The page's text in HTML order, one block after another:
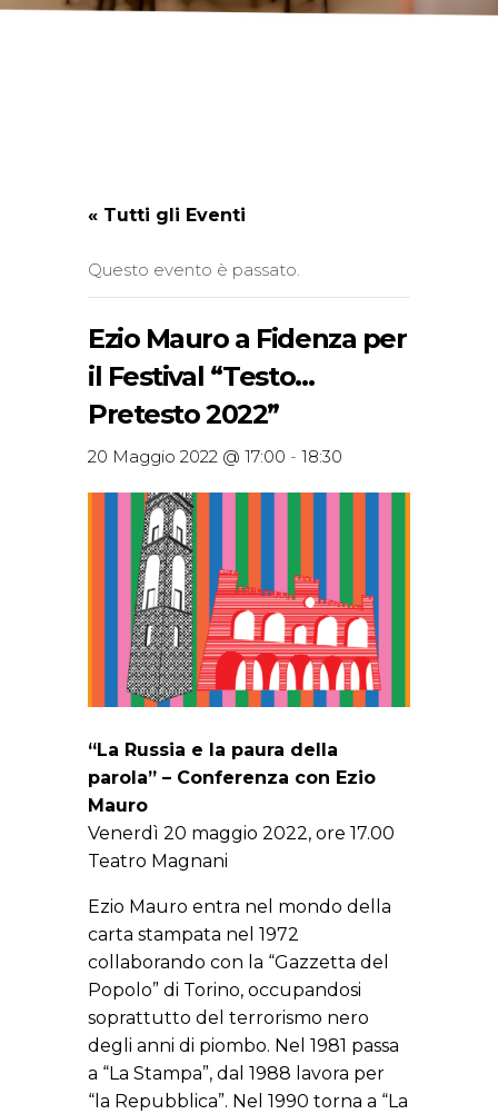
« Tutti gli Eventi
Questo evento è passato.
Ezio Mauro a Fidenza per
il Festival “Testo…
Pretesto 2022”
20 Maggio 2022 @ 17:00 - 18:30
“La Russia e la paura della
parola” – Conferenza con Ezio
Mauro
Venerdì 20 maggio 2022, ore 17.00
Teatro Magnani
Ezio Mauro entra nel mondo della
carta stampata nel 1972
collaborando con la “Gazzetta del
Popolo” di Torino, occupandosi
soprattutto del terrorismo nero
degli anni di piombo. Nel 1981 passa
a “La Stampa”, dal 1988 lavora per
“la Repubblica”. Nel 1990 torna a “La